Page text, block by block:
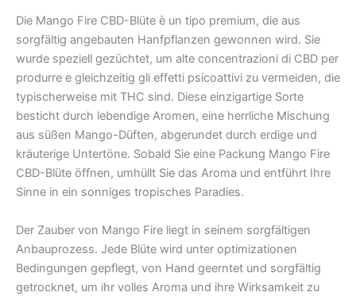
Die Mango Fire CBD-Blüte è un tipo premium, die aus
sorgfältig angebauten Hanfpflanzen gewonnen wird. Sie
wurde speziell gezüchtet, um alte concentrazioni di CBD per
produrre e gleichzeitig gli effetti psicoattivi zu vermeiden, die
typischerweise mit THC sind. Diese einzigartige Sorte
besticht durch lebendige Aromen, eine herrliche Mischung
aus süßen Mango-Düften, abgerundet durch erdige und
kräuterige Untertöne. Sobald Sie eine Packung Mango Fire
CBD-Blüte öffnen, umhüllt Sie das Aroma und entführt Ihre
Sinne in ein sonniges tropisches Paradies.
Der Zauber von Mango Fire liegt in seinem sorgfältigen
Anbauprozess. Jede Blüte wird unter optimizationen
Bedingungen gepflegt, von Hand geerntet und sorgfältig
getrocknet, um ihr volles Aroma und ihre Wirksamkeit zu